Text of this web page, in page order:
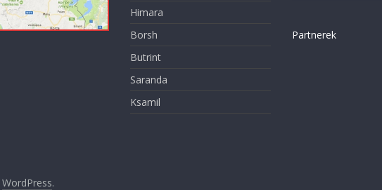
Himara
Borsh
Butrint
Saranda
Ksamil
Partnerek
WordPress.